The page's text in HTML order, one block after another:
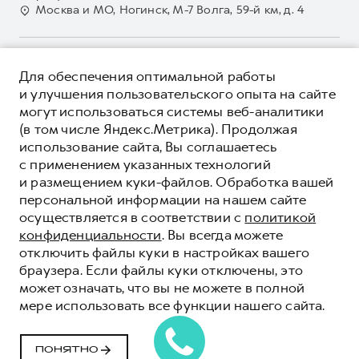
Для малого бизнеса
Система управления автопарком
Сервис для корпоративных клиентов
HAVAL Лизинг
Автомобильные аксессуары
Коллекция PRO
Коллекция Базовая
Коллекция Детская
Мобильное приложение GWM
Программа «HAVAL Защита+»
Руководства по эксплуатации
Подписки
Автомобильные аксессуары
Коллекция PRO
Коллекция Базовая
Коллекция Детская
Наша команда
Москва и МО, Ногинск, М-7 Волга, 59-й км, д. 4
ЦЕНЫ И ВЫГОДЫ
ЮРИДИЧЕСКАЯ ИНФОРМАЦИЯ
Вся представленная на сайте информация, касающаяся
автомобилей и сервисного обслуживания, носит
информационный характер и не является публичной офертой.
Все цены, указанные на данном сайте, носят информационный
характер и являются максимально рекомендуемыми
розничными ценами по расчетам дистрибьютора (ООО «Грейт
Волл Мотор Рус»). Для получения подробной информации
просьба обращаться к ближайшему официальному дилеру ООО
«Грейт Волл Мотор Рус» либо по телефону Горячей линии 8 (800)
511-59-86, либо на сайте. Опубликованная на данном сайте
информация может быть изменена в любое время без
предварительного уведомления.
****На некоторых автомобилях HAVAL может отсутствовать
система / устройство вызова экстренных оперативных служб
(блок ЭРА-ГЛОНАСС).
Показать все
© 2026 ООО «Грейт Волл Мотор Рус»
© 2026 ООО «Корс Новомосковск»
Политика конфиденциальности
Юридическая информация
Сделано в ПЕРКС
Для обеспечения оптимальной работы
и улучшения пользовательского опыта на сайте
могут использоваться системы веб-аналитики
(в том числе Яндекс.Метрика). Продолжая
использование сайта, Вы соглашаетесь
с применением указанных технологий
и размещением куки-файлов. Обработка вашей
персональной информации на нашем сайте
осуществляется в соответствии с политикой
конфиденциальности. Вы всегда можете
отключить файлы куки в настройках вашего
браузера. Если файлы куки отключены, это
может означать, что вы не можете в полной
мере использовать все функции нашего сайта.
ПОНЯТНО